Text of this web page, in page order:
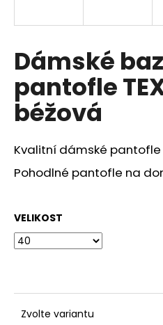
Dámské
pantofle
béžová
Kvalitní dámské pantofle
Pohodlné pantofle na
VELIKOST
Zvolte variantu
í
t
?
D
o
p
u
č